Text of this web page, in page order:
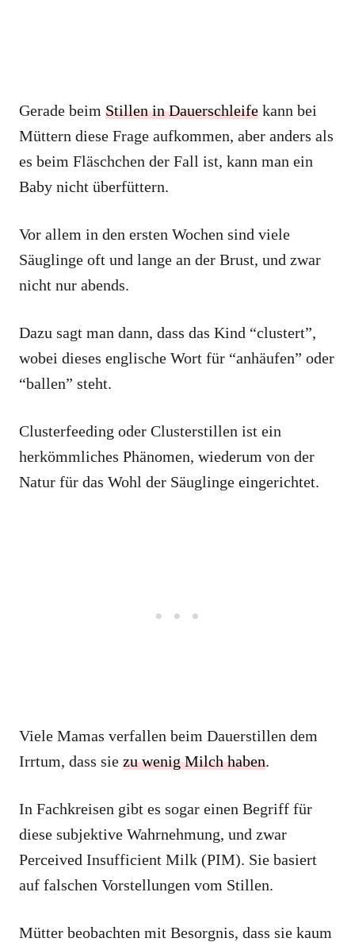
Gerade beim Stillen in Dauerschleife kann bei
Müttern diese Frage aufkommen, aber anders als
es beim Fläschchen der Fall ist, kann man ein
Baby nicht überfüttern.
Vor allem in den ersten Wochen sind viele
Säuglinge oft und lange an der Brust, und zwar
nicht nur abends.
Dazu sagt man dann, dass das Kind “clustert”,
wobei dieses englische Wort für “anhäufen” oder
“ballen” steht.
Clusterfeeding oder Clusterstillen ist ein
herkömmliches Phänomen, wiederum von der
Natur für das Wohl der Säuglinge eingerichtet.
Viele Mamas verfallen beim Dauerstillen dem
Irrtum, dass sie zu wenig Milch haben.
In Fachkreisen gibt es sogar einen Begriff für
diese subjektive Wahrnehmung, und zwar
Perceived Insufficient Milk (PIM). Sie basiert
auf falschen Vorstellungen vom Stillen.
Mütter beobachten mit Besorgnis, dass sie kaum